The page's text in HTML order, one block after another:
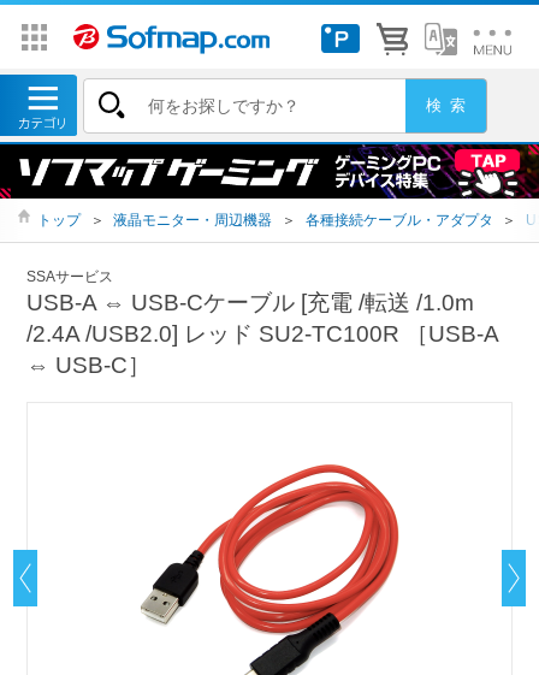
トップ ＞ 液晶モニター・周辺機器 ＞ 各種接続ケーブル・アダプタ ＞
SSAサービス
USB-A ⇔ USB-Cケーブル [充電 /転送 /1.0m
/2.4A /USB2.0] レッド SU2-TC100R ［USB-A
⇔ USB-C］